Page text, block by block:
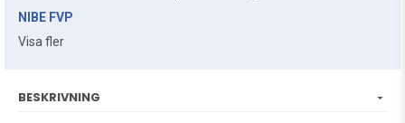
NIBE FVP
Visa fler
BESKRIVNING